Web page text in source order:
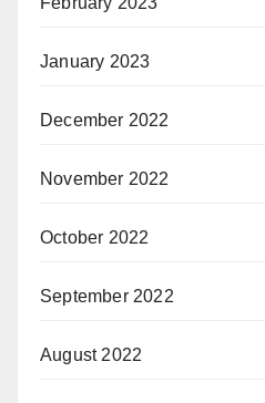
January 2023
December 2022
November 2022
October 2022
September 2022
August 2022